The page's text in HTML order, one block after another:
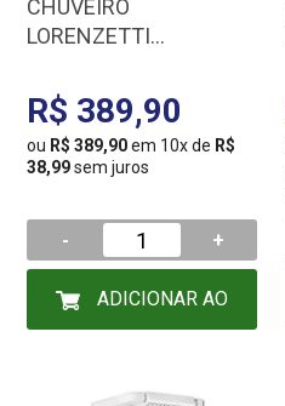
CHUVEIRO
LORENZETTI
ELETRON 127/5500
7510527
R$ 389,90
ou R$ 389,90em 10x de R$
38,99sem juros
- +